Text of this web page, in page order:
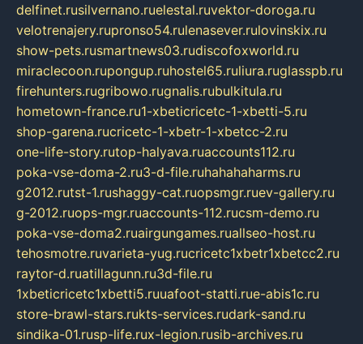
delfinet.rusilvernano.ruelestal.ruvektor-doroga.ru
velotrenajery.rupronso54.rulenasever.rulovinskix.ru
show-pets.rusmartnews03.rudiscofoxworld.ru
miraclecoon.rupongup.ruhostel65.ruliura.ruglasspb.ru
firehunters.rugribowo.rugnalis.rubulkitula.ru
hometown-france.ru1-xbeticricetc-1-xbetti-5.ru
shop-garena.rucricetc-1-xbetr-1-xbetcc-2.ru
one-life-story.rutop-halyava.ruaccounts112.ru
poka-vse-doma-2.ru3-d-file.ruhahahaharms.ru
g2012.rutst-1.rushaggy-cat.ruopsmgr.ruev-gallery.ru
g-2012.ruops-mgr.ruaccounts-112.rucsm-demo.ru
poka-vse-doma2.ruairgungames.ruallseo-host.ru
tehosmotre.ruvarieta-yug.rucricetc1xbetr1xbetcc2.ru
raytor-d.ruatillagunn.ru3d-file.ru
1xbeticricetc1xbetti5.ruuafoot-statti.rue-abis1c.ru
store-brawl-stars.rukts-services.rudark-sand.ru
sindika-01.rusp-life.rux-legion.rusib-archives.ru